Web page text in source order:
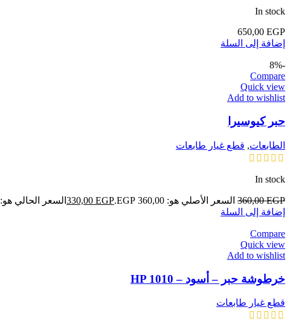
In stock
650,00 EGP
إضافة إلى السلة
-8%
Compare
Quick view
Add to wishlist
حبر كيوسيرا
الطابعات, قطع غيار طابعات
In stock
360,00EGP السعر الأصلي هو: 360,00 EGP. 330,00 EGP
السعر الحالي هو: 330,00 EGP.
إضافة إلى السلة
Compare
Quick view
Add to wishlist
خرطوشة حبر – أسود – HP 1010
قطع غيار طابعات